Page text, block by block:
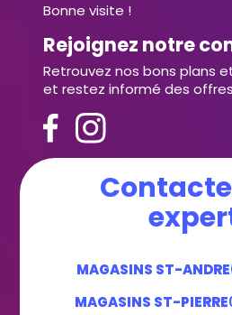
Bonne visite !
Rejoignez notre
Retrouvez nos bons plans
et restez informé des
MAGASINS ST-ANDRE
MAGASINS ST-PIERRE